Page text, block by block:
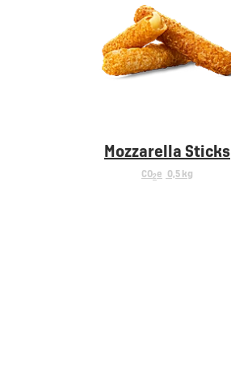
Mozzarella Sticks
CO2e 0,5 kg